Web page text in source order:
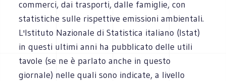
commerci, dai trasporti, dalle famiglie, con
statistiche sulle rispettive emissioni ambientali.
L'Istituto Nazionale di Statistica italiano (Istat)
in questi ultimi anni ha pubblicato delle utili
tavole (se ne è parlato anche in questo
giornale) nelle quali sono indicate, a livello